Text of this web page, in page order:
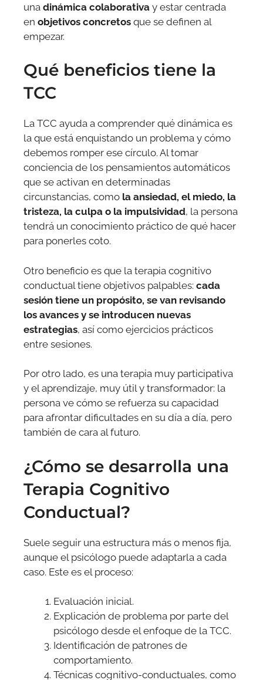
una dinámica colaborativa y estar centrada
en objetivos concretos que se definen al
empezar.
Qué beneficios tiene la
TCC
La TCC ayuda a comprender qué dinámica es
la que está enquistando un problema y cómo
debemos romper ese círculo. Al tomar
conciencia de los pensamientos automáticos
que se activan en determinadas
circunstancias, como la ansiedad, el miedo, la
tristeza, la culpa o la impulsividad, la persona
tendrá un conocimiento práctico de qué hacer
para ponerles coto.
Otro beneficio es que la terapia cognitivo
conductual tiene objetivos palpables: cada
sesión tiene un propósito, se van revisando
los avances y se introducen nuevas
estrategias, así como ejercicios prácticos
entre sesiones.
Por otro lado, es una terapia muy participativa
y el aprendizaje, muy útil y transformador: la
persona ve cómo se refuerza su capacidad
para afrontar dificultades en su día a día, pero
también de cara al futuro.
¿Cómo se desarrolla una
Terapia Cognitivo
Conductual?
Suele seguir una estructura más o menos fija,
aunque el psicólogo puede adaptarla a cada
caso. Este es el proceso:
Evaluación inicial.
Explicación de problema por parte del
psicólogo desde el enfoque de la TCC.
Identificación de patrones de
comportamiento.
Técnicas cognitivo-conductuales, como